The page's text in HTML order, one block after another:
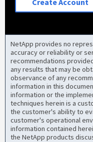
Create Account
NetApp provides no
accuracy or reliability or
recommendations
any results that may be
observance of any
information in this
information or the
techniques herein is a
the customer's ability to
customer's operational
information contained
the NetApp products